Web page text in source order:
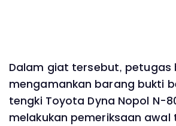
Dalam giat tersebut, petugas
mengamankan barang bukti
tengki Toyota Dyna Nopol N-
melakukan pemeriksaan awal